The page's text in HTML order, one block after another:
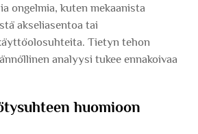
ongelmia, kuten mekaanista
akseliasentoa tai
Tietyn tehon
analyysi tukee ennakoivaa
huomioon